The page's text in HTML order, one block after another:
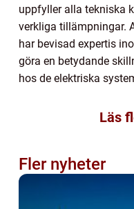
uppfyller alla tekniska
verkliga tillämpningar.
har bevisad expertis
göra en betydande
hos de elektriska
Läs
Fler nyheter